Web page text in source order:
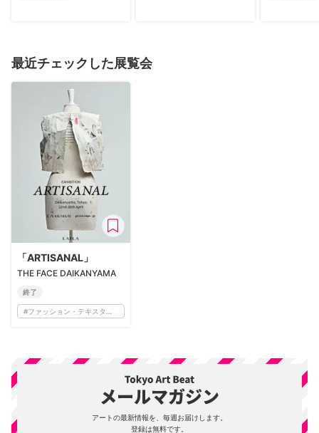
最近チェックした展覧会
「ARTISANAL」
THE FACE DAIKANYAMA
終了
#ファッション・テキスタイル
アートの最新情報を、毎週お届けします。
登録は無料です。